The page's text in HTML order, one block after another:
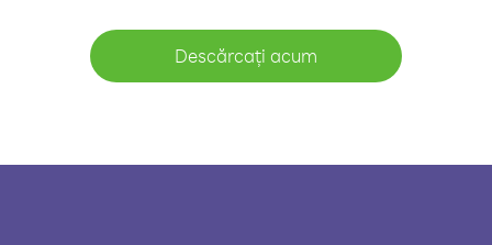
Descărcați acum